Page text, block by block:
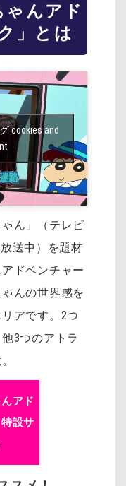
ゃんアド
」とは
cookies and
ん」（テレビ
送中）を題材
ドベンチャー
んの世界感を
アです。2つ
3つのアトラ
アド
設サ